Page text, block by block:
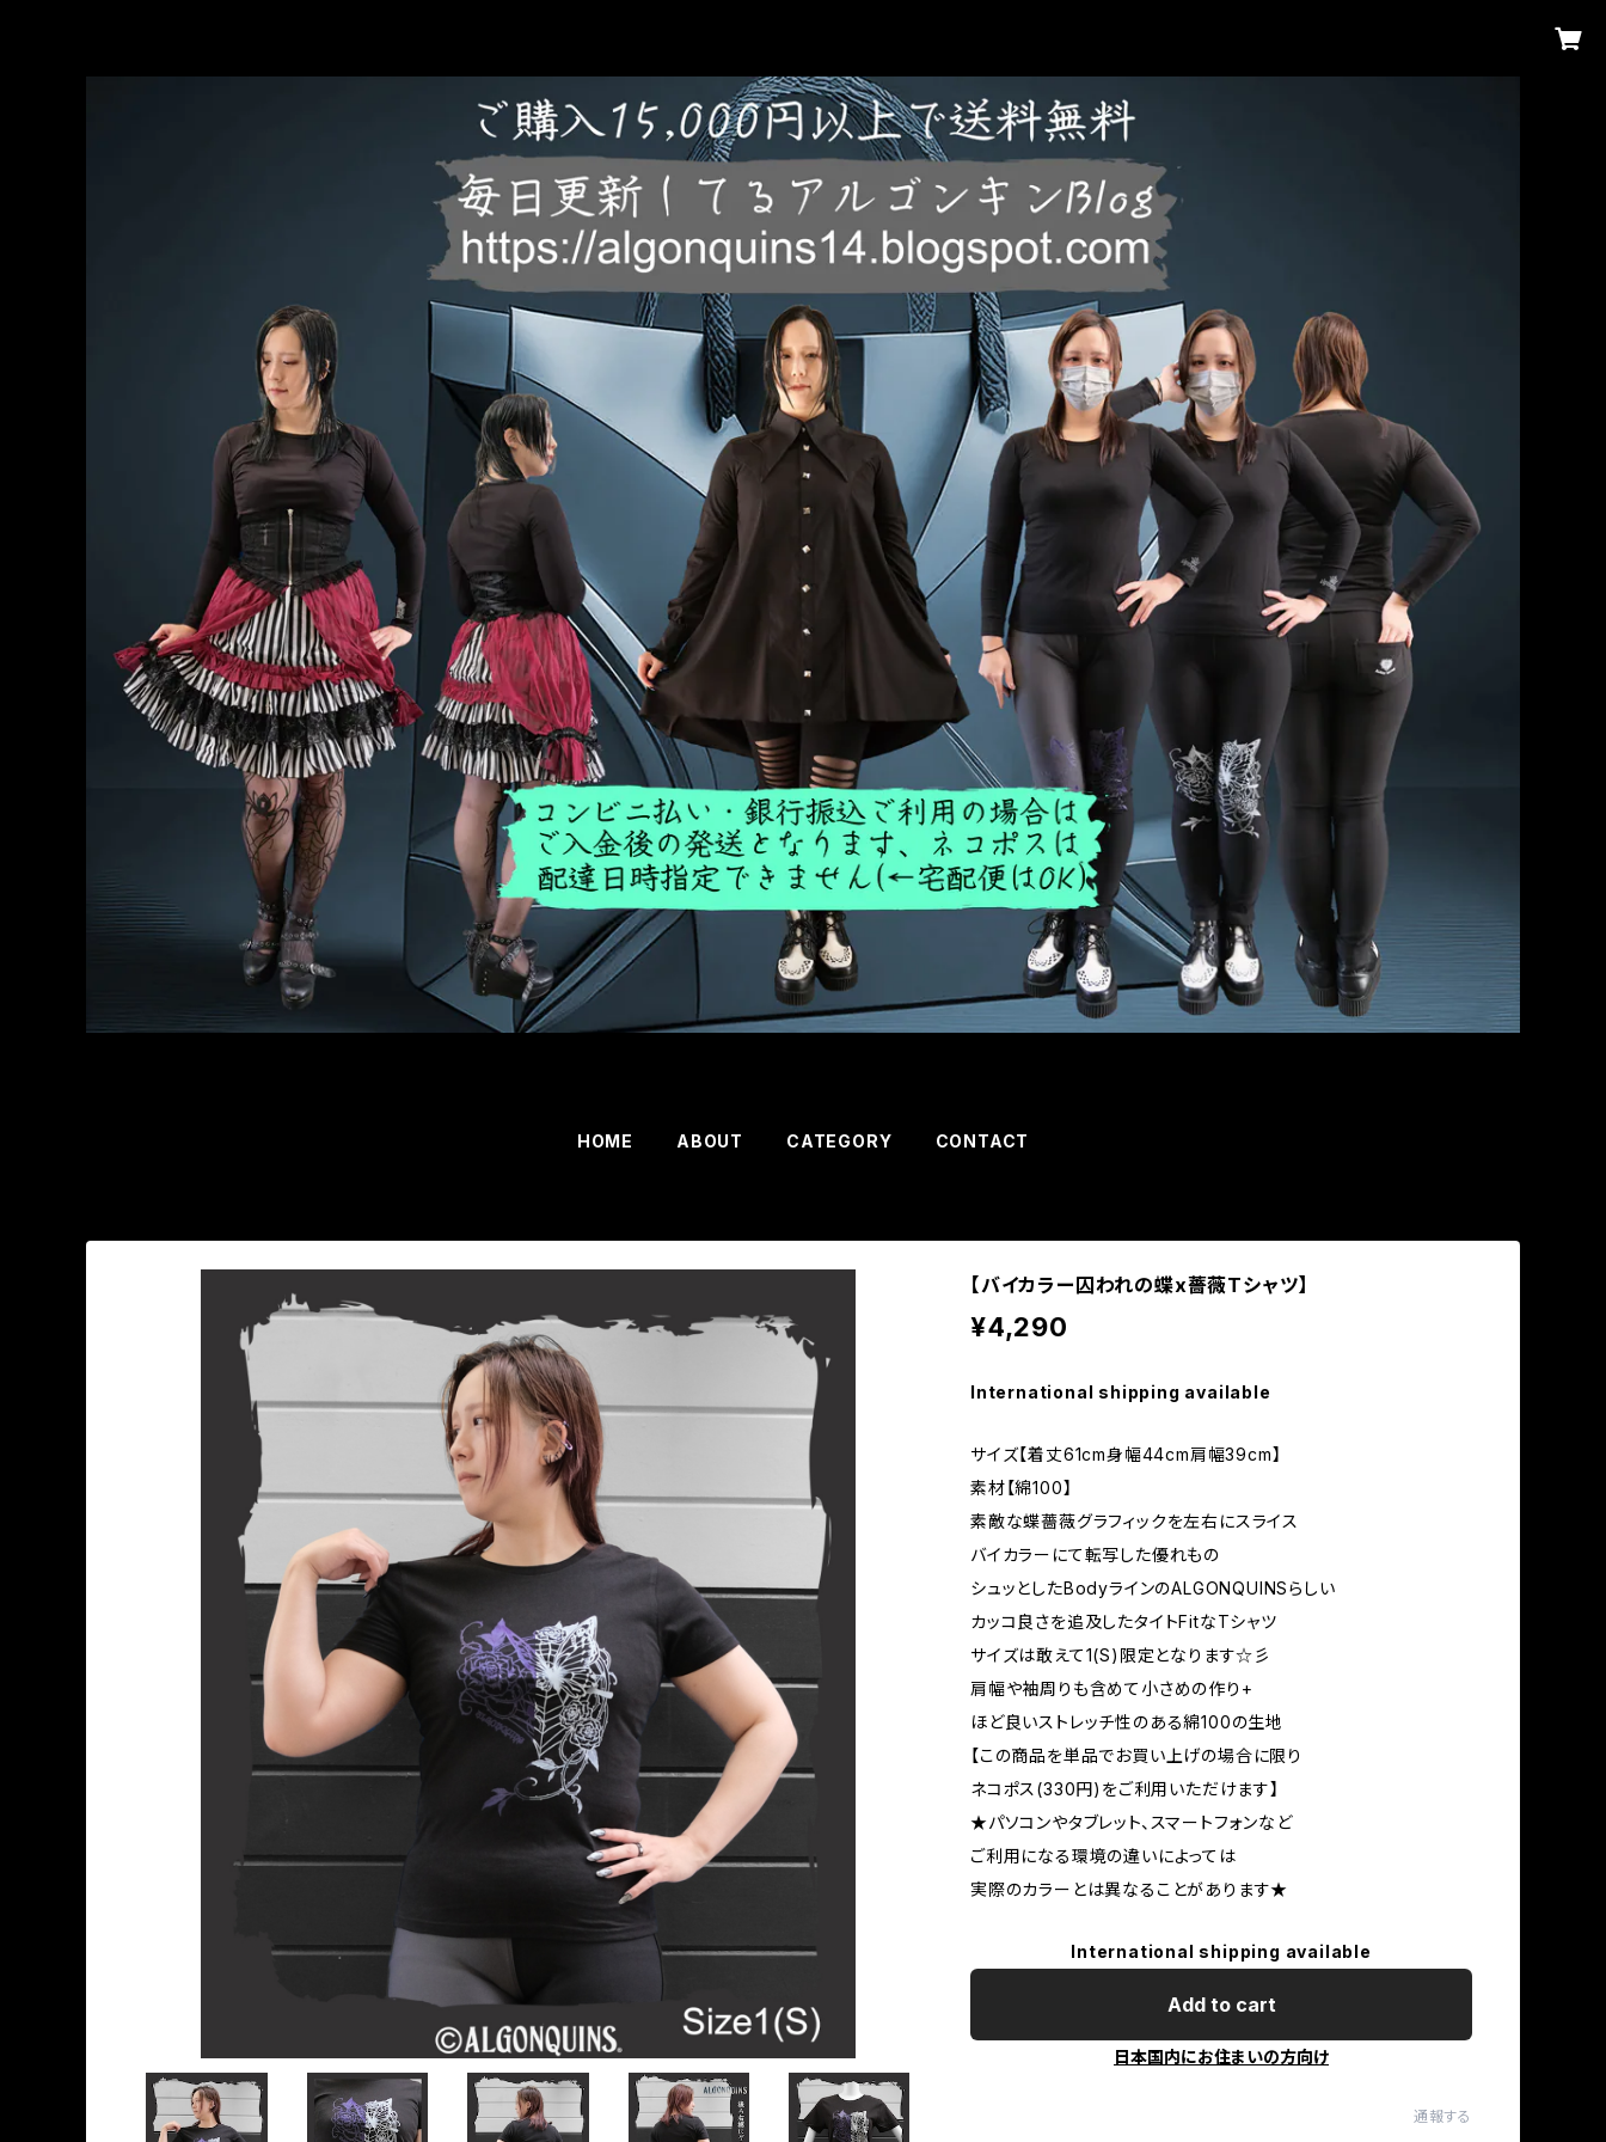
HOME ABOUT CATEGORY CONTACT
【バイカラー囚われの蝶x薔薇Tシャツ】
¥4,290
International shipping available
サイズ【着丈61cm身幅44cm肩幅39cm】
素材【綿100】
素敵な蝶薔薇グラフィックを左右にスライス
バイカラーにて転写した優れもの
シュッとしたBodyラインのALGONQUINSらしい
カッコ良さを追及したタイトFitなTシャツ
サイズは敢えて1(S)限定となります☆彡
肩幅や袖周りも含めて小さめの作り+
ほど良いストレッチ性のある綿100の生地
【この商品を単品でお買い上げの場合に限り
ネコポス(330円)をご利用いただけます】
★パソコンやタブレット、スマートフォンなど
ご利用になる環境の違いによっては
実際のカラーとは異なることがあります★
International shipping available
Add to cart
日本国内にお住まいの方向け
通報する